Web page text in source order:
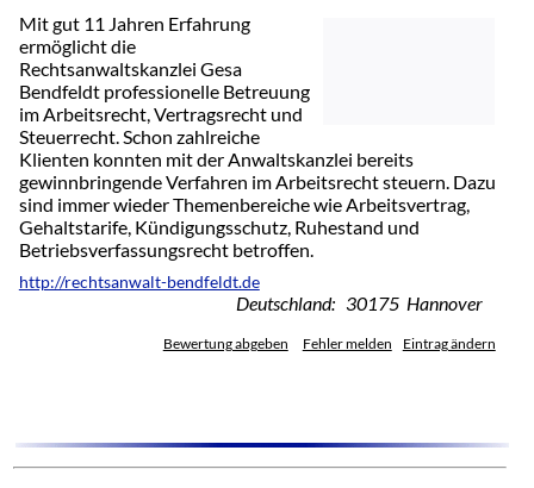
Mit gut 11 Jahren Erfahrung
ermöglicht die
Rechtsanwaltskanzlei Gesa
Bendfeldt professionelle Betreuung
im Arbeitsrecht, Vertragsrecht und
Steuerrecht. Schon zahlreiche
Klienten konnten mit der Anwaltskanzlei bereits
gewinnbringende Verfahren im Arbeitsrecht steuern. Dazu
sind immer wieder Themenbereiche wie Arbeitsvertrag,
Gehaltstarife, Kündigungsschutz, Ruhestand und
Betriebsverfassungsrecht betroffen.
http://rechtsanwalt-bendfeldt.de
Deutschland: 30175 Hannover
Bewertung abgeben Fehler melden Eintrag ändern